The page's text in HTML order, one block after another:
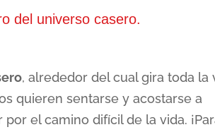
del universo casero.
, alrededor del cual gira toda la
quieren sentarse y acostarse a
el camino difícil de la vida.